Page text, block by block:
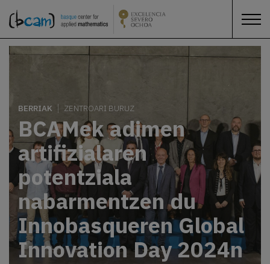
BERRIAK ZENTROARI BURUZ
BCAMek adimen
artifizialaren
potentziala
nabarmentzen du
Innobasqueren Global
Innovation Day 2024n